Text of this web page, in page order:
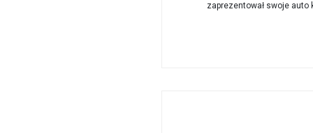
zaprezentował swoje auto